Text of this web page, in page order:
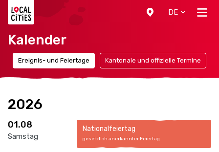
DE
Kalender
Ereignis- und Feiertage Kantonale und offizielle Termine
2026
01.08
Samstag
Nationalfeiertag
gesetzlich anerkannter Feiertag